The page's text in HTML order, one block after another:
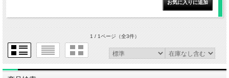
1 / 1ページ（全3件）